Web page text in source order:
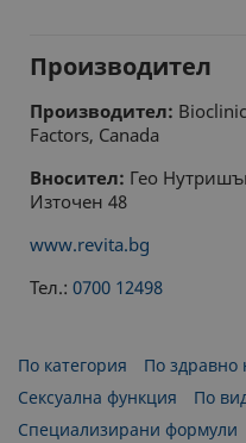
Производител
Производител:
Factors, Canada
Вносител: Гео
Източен 48
www.revita.bg
Тел.: 0700 12498
По категория По здравно
Сексуална функция
По
Специализирани формули